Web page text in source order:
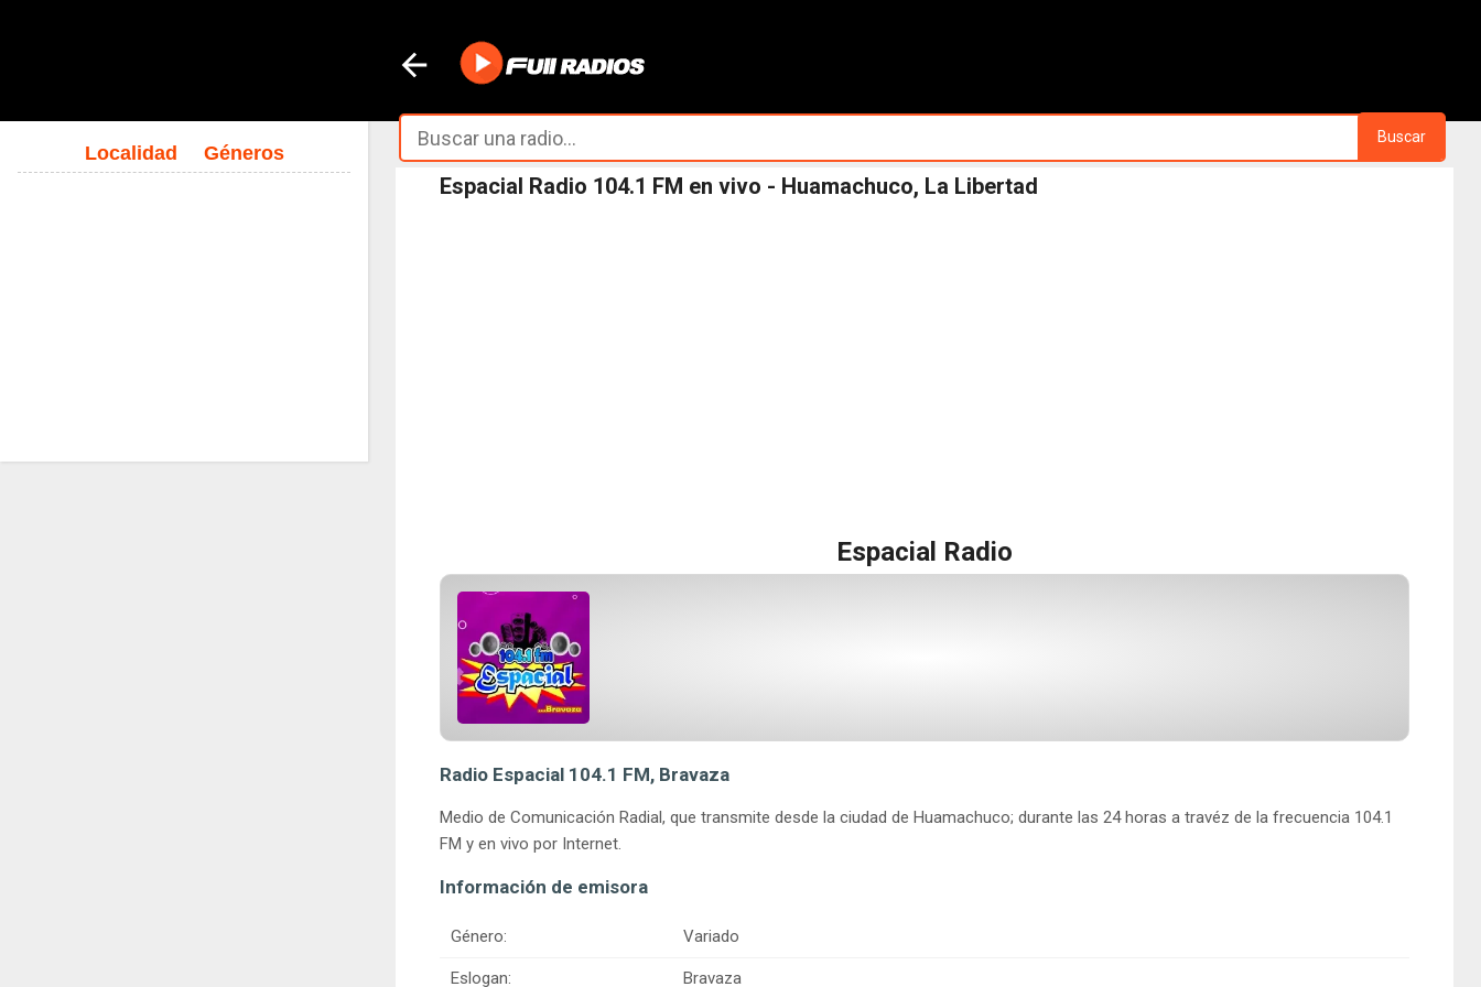
Buscar
Espacial Radio 104.1 FM en vivo - Huamachuco, La Libertad
Espacial Radio
Radio Espacial 104.1 FM, Bravaza
Medio de Comunicación Radial, que transmite desde la ciudad de Huamachuco; durante las 24 horas a travéz de la frecuencia 104.1
FM y en vivo por Internet.
Información de emisora
Género: Variado
Eslogan: Bravaza
Localidad Géneros